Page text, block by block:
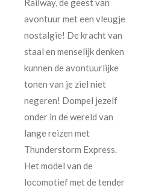
Railway, de geest van
avontuur met een vleugje
nostalgie! De kracht van
staal en menselijk denken
kunnen de avontuurlijke
tonen van je ziel niet
negeren! Dompel jezelf
onder in de wereld van
lange reizen met
Thunderstorm Express.
Het model van de
locomotief met de tender